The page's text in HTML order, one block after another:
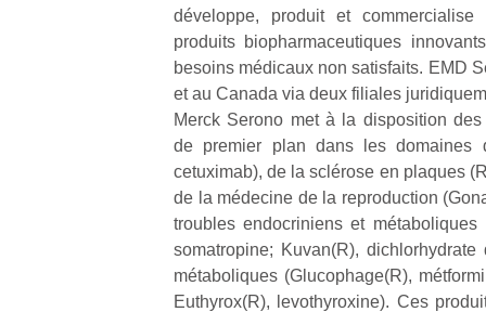
développe, produit et
produits biopharmaceutiques
besoins médicaux non satisfaits. EMD
et au Canada via deux filiales
Merck Serono met à la disposition
de premier plan dans les domaines
cetuximab), de la sclérose en plaques
de la médecine de la reproduction
troubles endocriniens et métaboliques
somatropine; Kuvan(R),
métaboliques (Glucophage(R),
Euthyrox(R), levothyroxine). Ces